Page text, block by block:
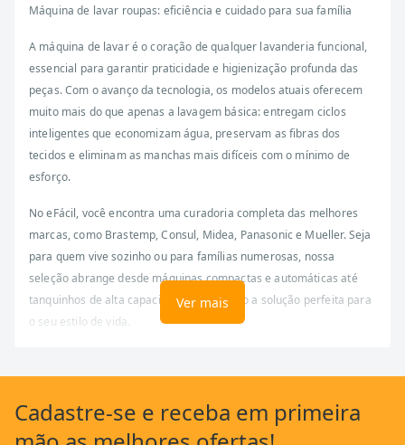
Máquina de lavar roupas: eficiência e cuidado para sua família
A máquina de lavar é o coração de qualquer lavanderia funcional,
essencial para garantir praticidade e higienização profunda das
peças. Com o avanço da tecnologia, os modelos atuais oferecem
muito mais do que apenas a lavagem básica: entregam ciclos
inteligentes que economizam água, preservam as fibras dos
tecidos e eliminam as manchas mais difíceis com o mínimo de
esforço.
No eFácil, você encontra uma curadoria completa das melhores
marcas, como Brastemp, Consul, Midea, Panasonic e Mueller. Seja
para quem vive sozinho ou para famílias numerosas, nossa
seleção abrange desde máquinas compactas e automáticas até
tanquinhos de alta capacidade, garantindo a solução perfeita para
o seu estilo de vida.
A escolha entre uma máquina automática e uma semiautomática
(tanquinho) depende da sua prioridade entre conveniência e custo-
Ver mais
Cadastre-se e receba em primeira